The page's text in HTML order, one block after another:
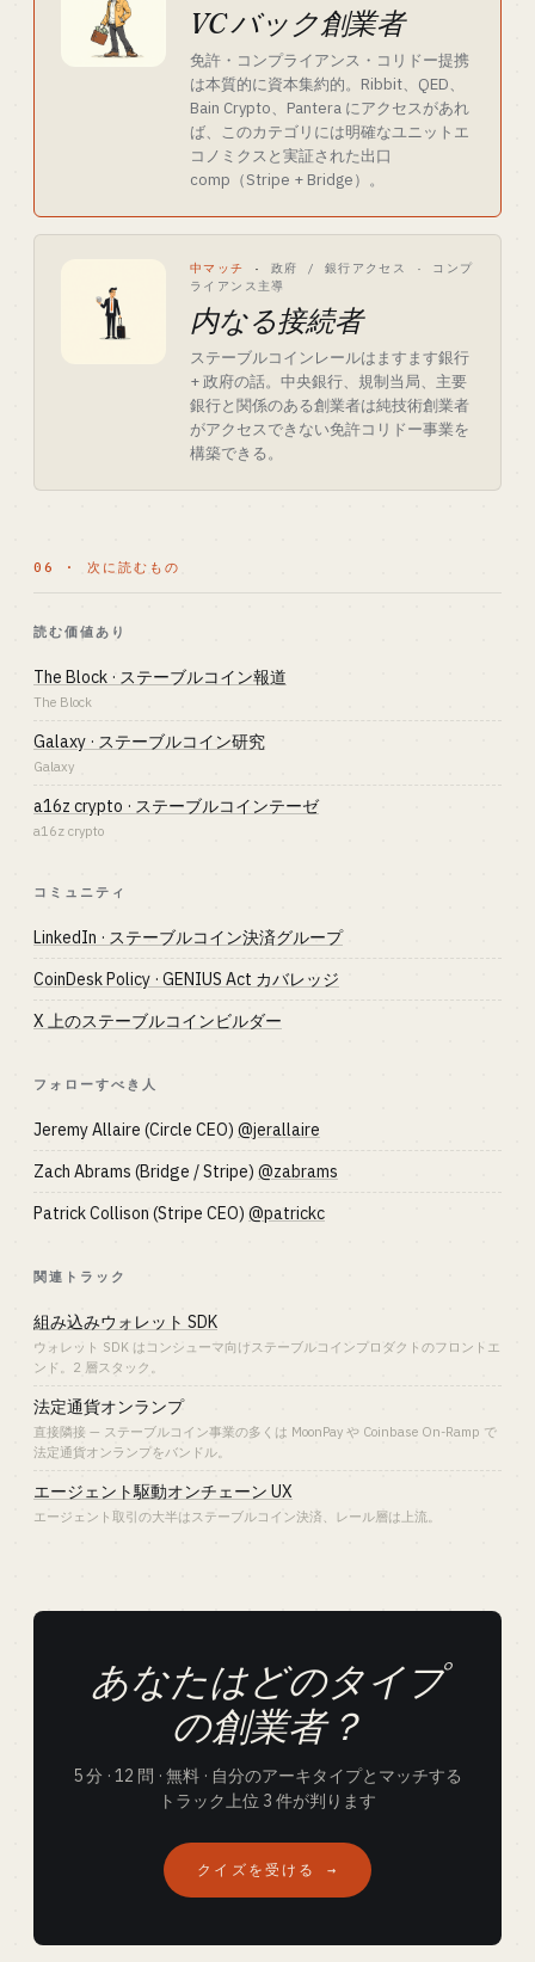
VC バック創業者
免許・コンプライアンス・コリドー提携
は本質的に資本集約的。Ribbit、QED、
Bain Crypto、Pantera にアクセスがあれ
ば、このカテゴリには明確なユニットエ
コノミクスと実証された出口
comp（Stripe + Bridge）。
中マッチ · 政府 / 銀行アクセス · コンプ
ライアンス主導
内なる接続者
ステーブルコインレールはますます銀行
+ 政府の話。中央銀行、規制当局、主要
銀行と関係のある創業者は純技術創業者
がアクセスできない免許コリドー事業を
構築できる。
06 · 次に読むもの
読む価値あり
The Block · ステーブルコイン報道
The Block
Galaxy · ステーブルコイン研究
Galaxy
a16z crypto · ステーブルコインテーゼ
a16z crypto
コミュニティ
LinkedIn · ステーブルコイン決済グループ
CoinDesk Policy · GENIUS Act カバレッジ
X 上のステーブルコインビルダー
フォローすべき人
Jeremy Allaire (Circle CEO) @jerallaire
Zach Abrams (Bridge / Stripe) @zabrams
Patrick Collison (Stripe CEO) @patrickc
関連トラック
組み込みウォレット SDK
ウォレット SDK はコンシューマ向けステーブルコインプロダクトのフロントエ
ンド。2 層スタック。
法定通貨オンランプ
直接隣接 — ステーブルコイン事業の多くは MoonPay や Coinbase On-Ramp で
法定通貨オンランプをバンドル。
エージェント駆動オンチェーン UX
エージェント取引の大半はステーブルコイン決済、レール層は上流。
あなたはどのタイプ
の創業者？
5 分 · 12 問 · 無料 · 自分のアーキタイプとマッチする
トラック上位 3 件が判ります
クイズを受ける →